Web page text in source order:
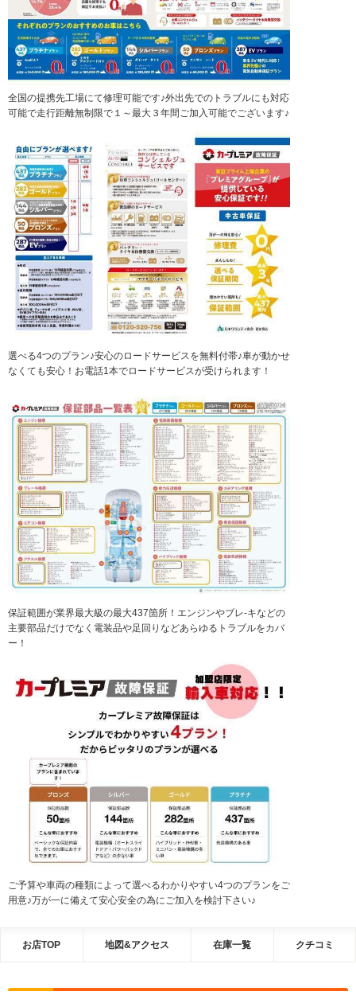
全国の提携先工場にて修理可能です♪外出先でのトラブルにも対応
可能で走行距離無制限で１～最大３年間ご加入可能でございます♪
選べる4つのプラン♪安心のロードサービスを無料付帯♪車が動かせ
なくても安心！お電話1本でロードサービスが受けられます！
保証範囲が業界最大級の最大437箇所！エンジンやブレ-キなどの
主要部品だけでなく電装品や足回りなどあらゆるトラブルをカバ
ー！
ご予算や車両の種類によって選べるわかりやすい4つのプランをご
用意♪万が一に備えて安心安全の為にご加入を検討下さい♪
お店TOP 地図&アクセス 在庫一覧 クチコミ